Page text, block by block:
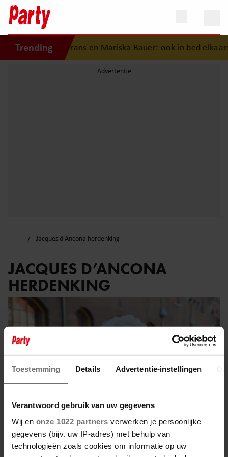
Toestemming Details Advertentie-instellingen
Verantwoord gebruik van uw gegevens
Wij en onze 1022 partners verwerken je persoonlijke
gegevens (bijv. uw IP-adres) met behulp van
technologieën zoals cookies om informatie op uw
Trendingvan Frans en Mariska Bauer: ook in bed elkaars
Jacques d'Ancona herdenking
JACQUES D’ANCONA
HERDENKING